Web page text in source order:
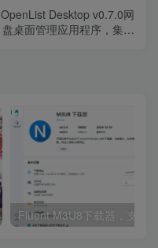
OpenList Desktop v0.7.0网
盘桌面管理应用程序，集成
Fluent M3U8下载器，支持